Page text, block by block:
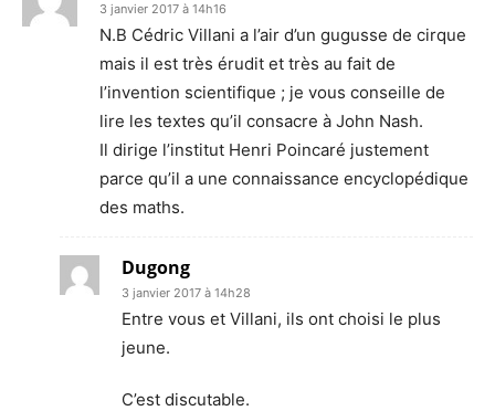
3 janvier 2017 à 14h16
N.B Cédric Villani a l’air d’un gugusse de cirque
mais il est très érudit et très au fait de
l’invention scientifique ; je vous conseille de
lire les textes qu’il consacre à John Nash.
Il dirige l’institut Henri Poincaré justement
parce qu’il a une connaissance encyclopédique
des maths.
Dugong
3 janvier 2017 à 14h28
Entre vous et Villani, ils ont choisi le plus
jeune.
C’est discutable.